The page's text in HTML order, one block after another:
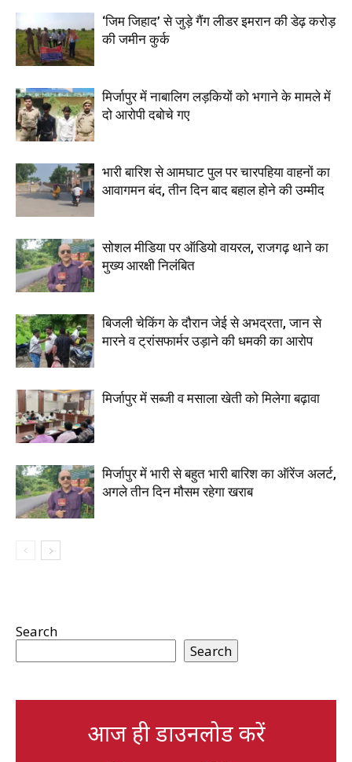
‘जिम जिहाद’ से जुड़े गैंग लीडर इमरान की डेढ़ करोड़
की जमीन कुर्क
मिर्जापुर में नाबालिग लड़कियों को भगाने के मामले में
दो आरोपी दबोचे गए
भारी बारिश से आमघाट पुल पर चारपहिया वाहनों का
आवागमन बंद, तीन दिन बाद बहाल होने की उम्मीद
सोशल मीडिया पर ऑडियो वायरल, राजगढ़ थाने का
मुख्य आरक्षी निलंबित
बिजली चेकिंग के दौरान जेई से अभद्रता, जान से
मारने व ट्रांसफार्मर उड़ाने की धमकी का आरोप
मिर्जापुर में सब्जी व मसाला खेती को मिलेगा बढ़ावा
मिर्जापुर में भारी से बहुत भारी बारिश का ऑरेंज अलर्ट,
अगले तीन दिन मौसम रहेगा खराब
Search
Search
आज ही डाउनलोड करें